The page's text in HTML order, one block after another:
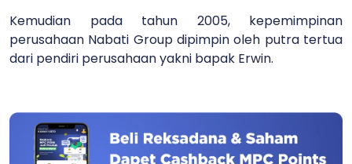
Kemudian pada tahun 2005, kepemimpinan
perusahaan Nabati Group dipimpin oleh putra tertua
dari pendiri perusahaan yakni bapak Erwin.